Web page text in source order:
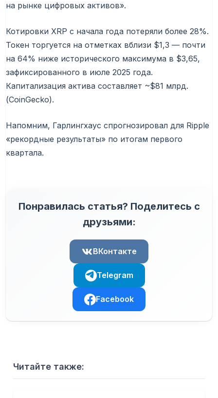
на рынке цифровых активов».
Котировки XRP с начала года потеряли более 28%.
Токен торгуется на отметках вблизи $1,3 — почти
на 64% ниже исторического максимума в $3,65,
зафиксированного в июле 2025 года.
Капитализация актива составляет ~$81 млрд.
(CoinGecko).
Напомним, Гарлингхаус спрогнозировал для Ripple
«рекордные результаты» по итогам первого
квартала.
Понравилась статья? Поделитесь с
друзьями:
ВКонтакте
Telegram
Facebook
Читайте также: